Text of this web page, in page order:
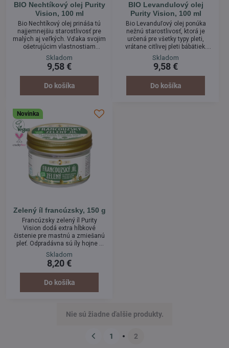
BIO Nechtíkový olej Purity
Vision, 100 ml
Bio Nechtíkový olej prináša tú
najjemnejšiu starostlivosť pre
malých aj veľkých. Vďaka svojim
ošetrujúcim vlastnostiam
pomáha chrániť pokožku pred
nežiadúcimi vplyvmi okolia,
vrátane slnečného žiarenia.
Jeho jemné zloženie ocení
predovšetkým veľmi citlivá pleť.
Skladom
9,58 €
Do košíka
BIO Levandulový olej
Purity Vision, 100 ml
Bio Levanduľový olej ponúka
nežnú starostlivosť, ktorá je
určená pre všetky typy pleti,
vrátane citlivej pleti bábätiek.
Keďže prispieva k upokojeniu
podráždenia, jedná sa aj o
perfektného pomocníka v
starostlivosti o problematickú
pokožku so sklonom k
Skladom
9,58 €
Do košíka
Novinka
Zelený íl francúzsky, 150 g
Francúzsky zelený íl Purity
Vision dodá extra hĺbkové
čistenie pre mastnú a zmiešanú
pleť. Odpradávna sú íly hojne a
všestranne využívané pre svoje
detoxikačné a čistiace účinky.
Francúzsky zelený íl sa hodí
predovšetkým pre mastnú a
zmiešanú pleť, ktorá znesie
šampón na vlasy. Pleť perfektne
Skladom
8,20 €
Do košíka
Nie sú žiadne ďalšie produkty.
1 2